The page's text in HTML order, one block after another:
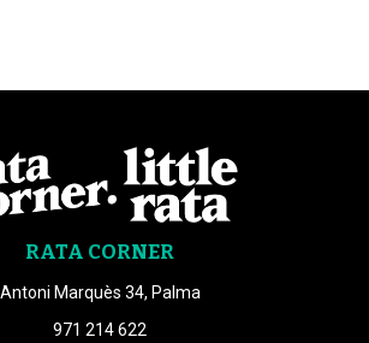
RATA CORNER
Antoni Marquès 34, Palma
971 214 622